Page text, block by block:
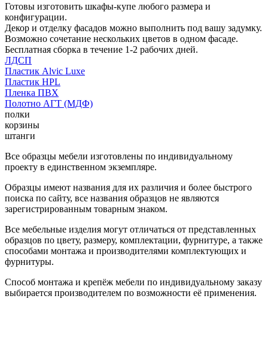
Готовы изготовить шкафы-купе любого размера и
конфигурации.
Декор и отделку фасадов можно выполнить под вашу задумку.
Возможно сочетание нескольких цветов в одном фасаде.
Бесплатная сборка в течение 1-2 рабочих дней.
ЛДСП
Пластик Alvic Luxe
Пластик HPL
Пленка ПВХ
Полотно АГТ (МДФ)
полки
корзины
штанги
Все образцы мебели изготовлены по индивидуальному
проекту в единственном экземпляре.
Образцы имеют названия для их различия и более быстрого
поиска по сайту, все названия образцов не являются
зарегистрированным товарным знаком.
Все мебельные изделия могут отличаться от представленных
образцов по цвету, размеру, комплектации, фурнитуре, а также
способами монтажа и производителями комплектующих и
фурнитуры.
Способ монтажа и крепёж мебели по индивидуальному заказу
выбирается производителем по возможности её применения.